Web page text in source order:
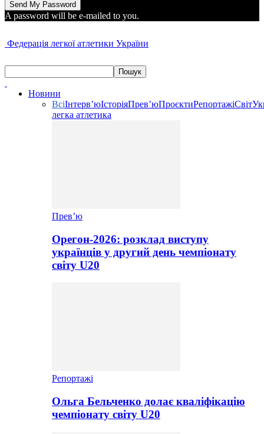
A password will be e-mailed to you.
Федерація легкої атлетики України
Новини
ВсіІнтерв’юІсторіяПрев’юПроєктиРепортажіСвіт
легка атлетика
Прев’ю
Орегон-2026: розклад виступу
українців у другий день чемпіонату
світу U20
Репортажі
Ольга Бельченко долає кваліфікацію
чемпіонату світу U20